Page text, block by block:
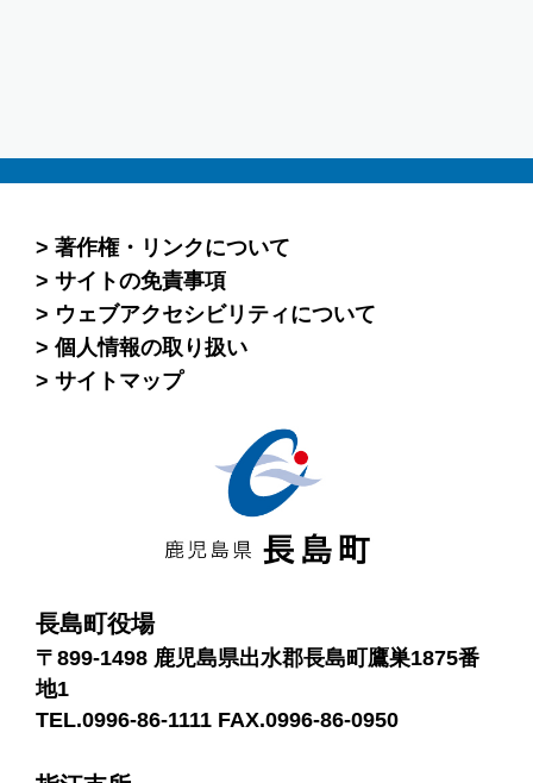
著作権・リンクについて
サイトの免責事項
ウェブアクセシビリティについて
個人情報の取り扱い
サイトマップ
長島町役場
〒899-1498 鹿児島県出水郡長島町鷹巣1875番
地1
TEL.0996-86-1111 FAX.0996-86-0950